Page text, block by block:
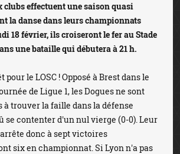
clubs effectuent une saison quasi
la danse dans leurs championnats
18 février, ils croiseront le fer au Stade
une bataille qui débutera à 21 h.
le LOSC ! Opposé à Brest dans le
de Ligue 1, les Dogues ne sont
à trouver la faille dans la défense
se contenter d'un nul vierge (0-0). Leur
donc à sept victoires
six en championnat. Si Lyon n'a pas